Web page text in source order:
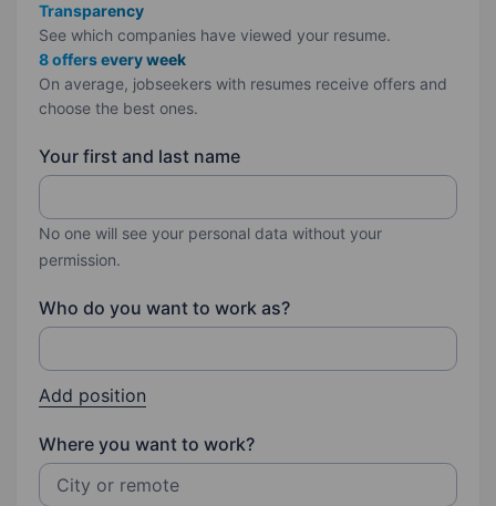
Transparency
See which companies have viewed your resume.
8 offers every week
On average, jobseekers with resumes receive offers and
choose the best ones.
Your first and last name
No one will see your personal data without your
permission.
Who do you want to work as?
Add position
Where you want to work?